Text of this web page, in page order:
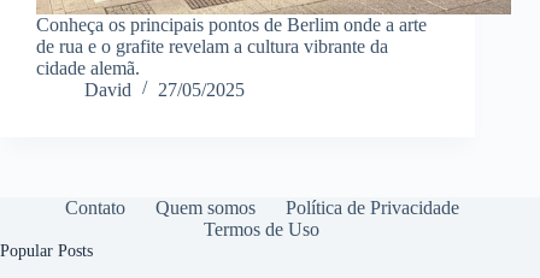
Conheça os principais pontos de Berlim onde a arte
de rua e o grafite revelam a cultura vibrante da
cidade alemã.
David
27/05/2025
Contato Quem somos
Política de Privacidade
Termos de Uso
Popular Posts